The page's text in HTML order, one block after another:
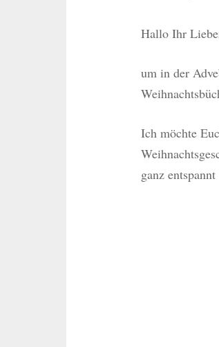
Hallo Ihr
um in der
Ich möchte
ganz